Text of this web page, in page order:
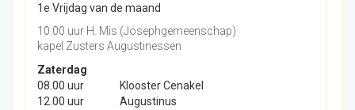
1e Vrijdag van de maand
10.00 uur H. Mis (Josephgemeenschap)
kapel Zusters Augustinessen
Zaterdag
08.00 uur
Klooster Cenakel
12.00 uur
Augustinus